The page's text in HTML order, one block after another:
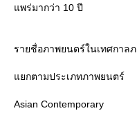
พร่มากว่า 10 ปี
รายชื่อภาพยนตร์ในเทศกาล
กตามประเภทภาพยนตร์
Asian Contemporary